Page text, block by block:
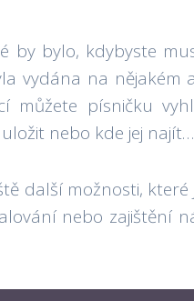
by bylo, kdybyste
vydána na nějakém
písničku
nebo kde jej najít…
další možnosti,
nebo zajištění